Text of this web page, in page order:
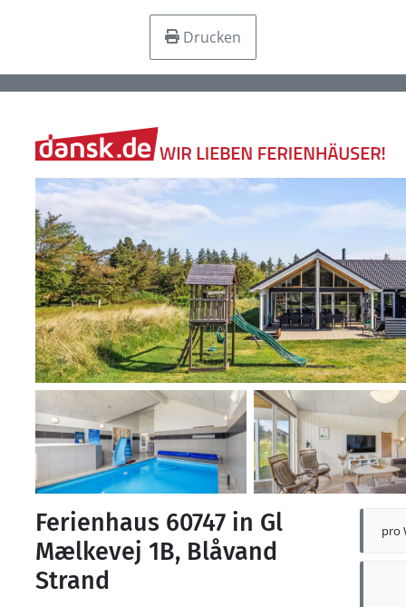
Drucken
pro
Ferienhaus 60747 in Gl
Mælkevej 1B, Blåvand
Strand